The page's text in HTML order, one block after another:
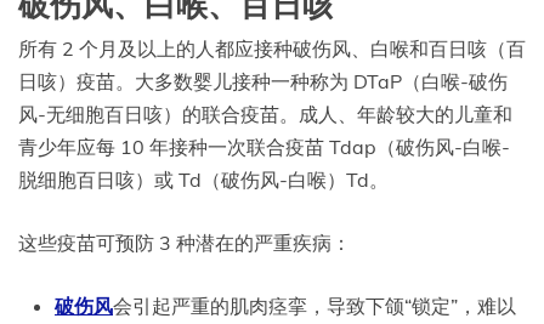
所有 2 个月及以上的人都应接种破伤风、白喉和百日咳（百
日咳）疫苗。大多数婴儿接种一种称为 DTaP（白喉-破伤
风-无细胞百日咳）的联合疫苗。成人、年龄较大的儿童和
青少年应每 10 年接种一次联合疫苗 Tdap（破伤风-白喉-
脱细胞百日咳）或 Td（破伤风-白喉）Td。
这些疫苗可预防 3 种潜在的严重疾病：
破伤风会引起严重的肌肉痉挛，导致下颌“锁定”，难以